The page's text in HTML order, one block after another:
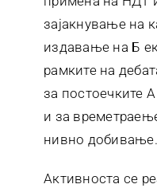
зајакнување на
издавање на Б
рамките на
за постоечките
и за
нивно добивање.
Активноста се